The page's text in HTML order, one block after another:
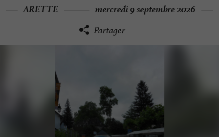
ARETTE mercredi 9 septembre 2026
Partager